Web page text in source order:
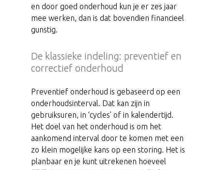
en door goed onderhoud kun je er zes jaar
mee werken, dan is dat bovendien financieel
gunstig.
De klassieke indeling: preventief en
correctief onderhoud
Preventief onderhoud is gebaseerd op een
onderhoudsinterval. Dat kan zijn in
gebruiksuren, in ‘cycles’ of in kalendertijd.
Het doel van het onderhoud is om het
aankomend interval door te komen met een
zo klein mogelijke kans op een storing. Het is
planbaar en je kunt uitrekenen hoeveel